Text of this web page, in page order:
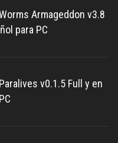
Armageddon v3.8
para PC
v0.1.5 Full y en